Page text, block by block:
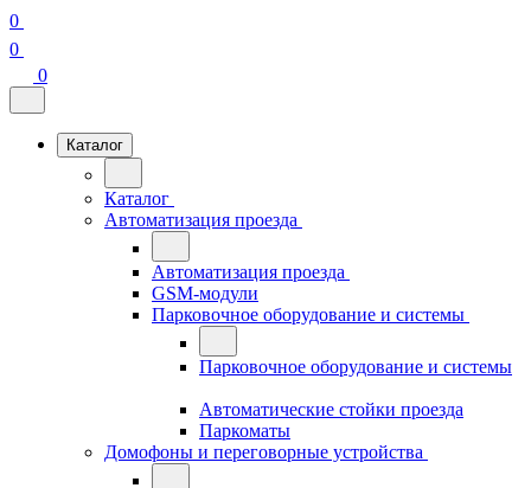
0
0
0
Каталог
Каталог
Автоматизация проезда
Автоматизация проезда
GSM-модули
Парковочное оборудование и системы
Парковочное оборудование и системы
Автоматические стойки проезда
Паркоматы
Домофоны и переговорные устройства